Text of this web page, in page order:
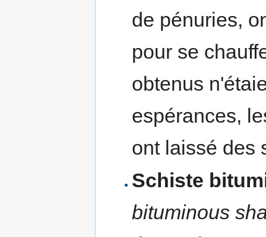
de pénuries,
pour se
obtenus
espérances,
ont laissé des
Schiste
bituminous